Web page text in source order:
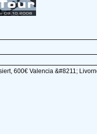
600€ Valencia &#8211;